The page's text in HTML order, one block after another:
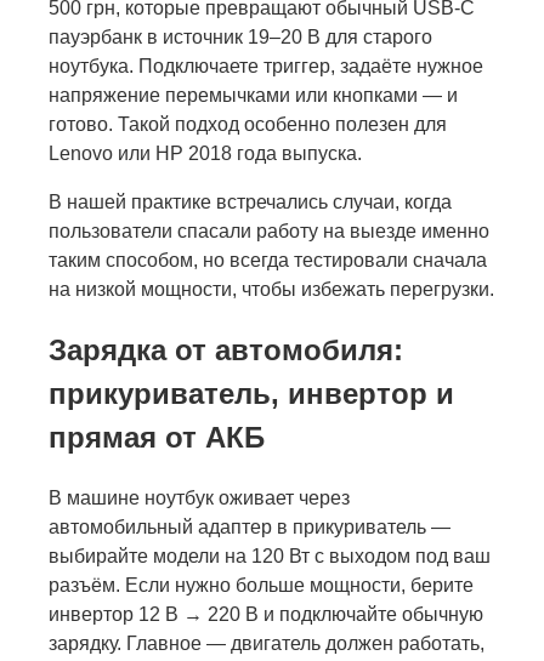
500 грн, которые превращают обычный USB-C
пауэрбанк в источник 19–20 В для старого
ноутбука. Подключаете триггер, задаёте нужное
напряжение перемычками или кнопками — и
готово. Такой подход особенно полезен для
Lenovo или HP 2018 года выпуска.
В нашей практике встречались случаи, когда
пользователи спасали работу на выезде именно
таким способом, но всегда тестировали сначала
на низкой мощности, чтобы избежать перегрузки.
Зарядка от автомобиля:
прикуриватель, инвертор и
прямая от АКБ
В машине ноутбук оживает через
автомобильный адаптер в прикуриватель —
выбирайте модели на 120 Вт с выходом под ваш
разъём. Если нужно больше мощности, берите
инвертор 12 В → 220 В и подключайте обычную
зарядку. Главное — двигатель должен работать,